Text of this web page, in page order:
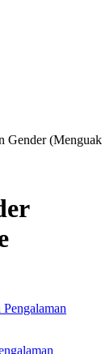
Gender (Menguak